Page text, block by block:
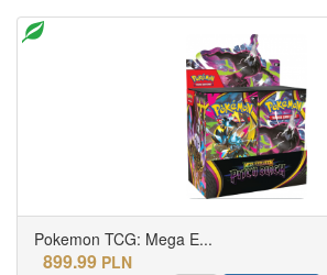
Pokemon TCG: Mega E...
899.99 PLN